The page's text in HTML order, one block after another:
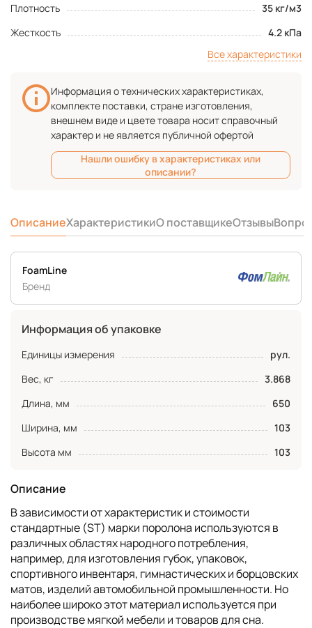
Плотность
35 кг/м3
Жесткость
4.2 кПа
Все характеристики
Информация о технических характеристиках,
комплекте поставки, стране изготовления,
внешнем виде и цвете товара носит справочный
характер и не является публичной офертой
Нашли ошибку в характеристиках или
описании?
ОписаниеХарактеристикиО поставщикеОтзывы
Описание
В зависимости от характеристик и стоимости
стандартные (ST) марки поролона используются в
различных областях народного потребления,
например, для изготовления губок, упаковок,
спортивного инвентаря, гимнастических и борцовских
матов, изделий автомобильной промышленности. Но
наиболее широко этот материал используется при
производстве мягкой мебели и товаров для сна.
FoamLine
Бренд
Информация об упаковке
Единицы измерения
рул.
Вес, кг
3.868
Длина, мм
650
Ширина, мм
103
Высота мм
103